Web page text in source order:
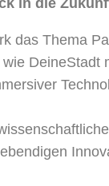
das Thema
DeineStadt